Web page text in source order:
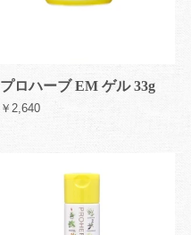
プロハーブ EM ゲル 33g
￥2,640